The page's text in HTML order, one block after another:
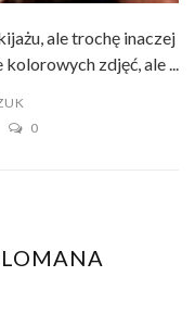
ale trochę inaczej
zdjęć, ale ...
0